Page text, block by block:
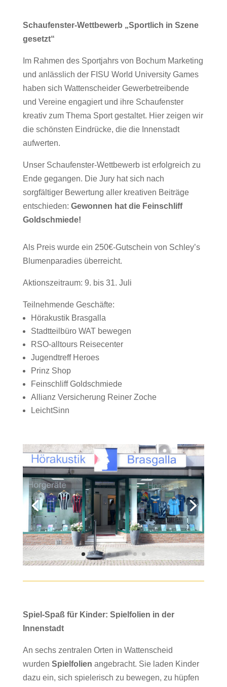
Schaufenster-Wettbewerb „Sportlich in Szene
gesetzt“
Im Rahmen des Sportjahrs von Bochum Marketing
und anlässlich der FISU World University Games
haben sich Wattenscheider Gewerbetreibende
und Vereine engagiert und ihre Schaufenster
kreativ zum Thema Sport gestaltet. Hier zeigen wir
die schönsten Eindrücke, die die Innenstadt
aufwerten.
Unser Schaufenster-Wettbewerb ist erfolgreich zu
Ende gegangen. Die Jury hat sich nach
sorgfältiger Bewertung aller kreativen Beiträge
entschieden: Gewonnen hat die Feinschliff
Goldschmiede!
Als Preis wurde ein 250€-Gutschein von Schley’s
Blumenparadies überreicht.
Aktionszeitraum: 9. bis 31. Juli
Teilnehmende Geschäfte:
Hörakustik Brasgalla
Stadtteilbüro WAT bewegen
RSO-alltours Reisecenter
Jugendtreff Heroes
Prinz Shop
Feinschliff Goldschmiede
Allianz Versicherung Reiner Zoche
LeichtSinn
Spiel-Spaß für Kinder: Spielfolien in der
Innenstadt
An sechs zentralen Orten in Wattenscheid
wurden Spielfolien angebracht. Sie laden Kinder
dazu ein, sich spielerisch zu bewegen, zu hüpfen